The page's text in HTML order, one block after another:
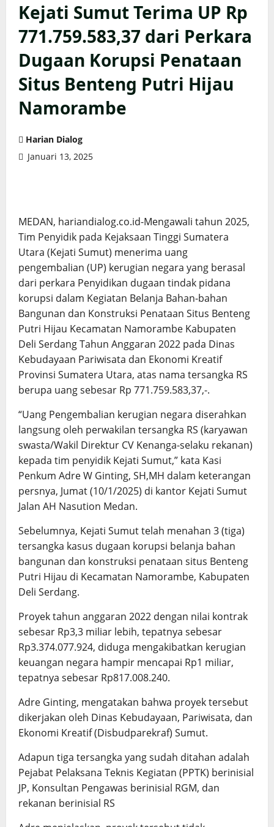
Kejati Sumut Terima UP Rp
771.759.583,37 dari Perkara
Dugaan Korupsi Penataan
Situs Benteng Putri Hijau
Namorambe
Harian Dialog
Januari 13, 2025
MEDAN, hariandialog.co.id-Mengawali tahun 2025,
Tim Penyidik pada Kejaksaan Tinggi Sumatera
Utara (Kejati Sumut) menerima uang
pengembalian (UP) kerugian negara yang berasal
dari perkara Penyidikan dugaan tindak pidana
korupsi dalam Kegiatan Belanja Bahan-bahan
Bangunan dan Konstruksi Penataan Situs Benteng
Putri Hijau Kecamatan Namorambe Kabupaten
Deli Serdang Tahun Anggaran 2022 pada Dinas
Kebudayaan Pariwisata dan Ekonomi Kreatif
Provinsi Sumatera Utara, atas nama tersangka RS
berupa uang sebesar Rp 771.759.583,37,-.
“Uang Pengembalian kerugian negara diserahkan
langsung oleh perwakilan tersangka RS (karyawan
swasta/Wakil Direktur CV Kenanga-selaku rekanan)
kepada tim penyidik Kejati Sumut,” kata Kasi
Penkum Adre W Ginting, SH,MH dalam keterangan
persnya, Jumat (10/1/2025) di kantor Kejati Sumut
Jalan AH Nasution Medan.
Sebelumnya, Kejati Sumut telah menahan 3 (tiga)
tersangka kasus dugaan korupsi belanja bahan
bangunan dan konstruksi penataan situs Benteng
Putri Hijau di Kecamatan Namorambe, Kabupaten
Deli Serdang.
Proyek tahun anggaran 2022 dengan nilai kontrak
sebesar Rp3,3 miliar lebih, tepatnya sebesar
Rp3.374.077.924, diduga mengakibatkan kerugian
keuangan negara hampir mencapai Rp1 miliar,
tepatnya sebesar Rp817.008.240.
Adre Ginting, mengatakan bahwa proyek tersebut
dikerjakan oleh Dinas Kebudayaan, Pariwisata, dan
Ekonomi Kreatif (Disbudparekraf) Sumut.
Adapun tiga tersangka yang sudah ditahan adalah
Pejabat Pelaksana Teknis Kegiatan (PPTK) berinisial
JP, Konsultan Pengawas berinisial RGM, dan
rekanan berinisial RS